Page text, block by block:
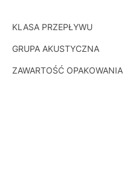
KLASA PRZEPŁYWU
GRUPA AKUSTYCZNA
ZAWARTOŚĆ OPAKOWANIA